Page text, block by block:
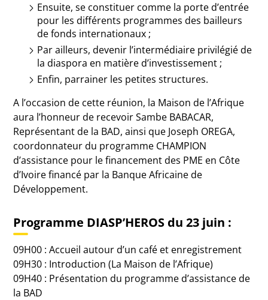
Ensuite, se constituer comme la porte d’entrée
pour les différents programmes des bailleurs
de fonds internationaux ;
Par ailleurs, devenir l’intermédiaire privilégié de
la diaspora en matière d’investissement ;
Enfin, parrainer les petites structures.
A l’occasion de cette réunion, la Maison de l’Afrique
aura l’honneur de recevoir Sambe BABACAR,
Représentant de la BAD, ainsi que Joseph OREGA,
coordonnateur du programme CHAMPION
d’assistance pour le financement des PME en Côte
d’Ivoire financé par la Banque Africaine de
Développement.
Programme DIASP’HEROS du 23 juin :
09H00 : Accueil autour d’un café et enregistrement
09H30 : Introduction (La Maison de l’Afrique)
09H40 : Présentation du programme d’assistance de
la BAD